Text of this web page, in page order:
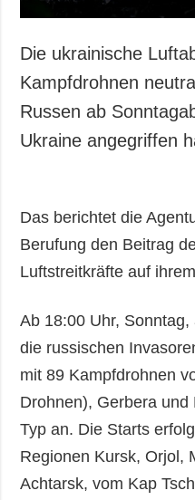
Notstand und
ZUSÄTZLICH
Veröffentlichungen
Interview
Die ukrainische
Kampfdrohnen
Russen ab
Ukraine angegriffen
Das berichtet die
Berufung den Beitrag
Luftstreitkräfte auf
Ab 18:00 Uhr,
die russischen
mit 89 Kampfdrohnen
Drohnen), Gerbera
Typ an. Die Starts
Regionen Kursk, Orjol,
Achtarsk, vom Kap